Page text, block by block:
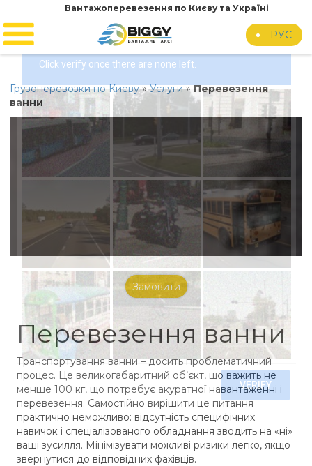
Вантажоперевезення по Києву та Україні
РУС
Грузоперевозки по Киеву»Услуги»Перевезення
ванни
Замовити
Перевезення ванни
Транспортування ванни – досить проблематичний
процес. Це великогабаритний об’єкт, що важить не
менше 100 кг, що потребує акуратної навантаженні і
перевезення. Самостійно вирішити це питання
практично неможливо: відсутність специфічних
навичок і спеціалізованого обладнання зводить на «ні»
ваші зусилля. Мінімізувати можливі ризики легко, якщо
звернутися до відповідних фахівців.